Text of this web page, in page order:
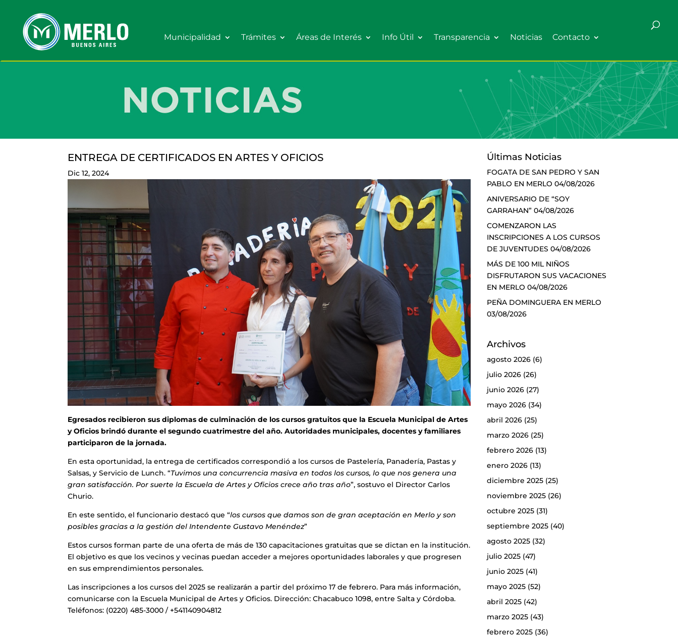
Municipalidad Trámites Áreas de Interés Info Útil Transparencia Noticias Contacto
ENTREGA DE CERTIFICADOS EN ARTES Y OFICIOS
Dic 12, 2024
Egresados recibieron sus diplomas de culminación de los cursos gratuitos que la Escuela Municipal de Artes
y Oficios brindó durante el segundo cuatrimestre del año. Autoridades municipales, docentes y familiares
participaron de la jornada.
En esta oportunidad, la entrega de certificados correspondió a los cursos de Pastelería, Panadería, Pastas y
Salsas, y Servicio de Lunch. “Tuvimos una concurrencia masiva en todos los cursos, lo que nos genera una
gran satisfacción. Por suerte la Escuela de Artes y Oficios crece año tras año”, sostuvo el Director Carlos
Churio.
En este sentido, el funcionario destacó que “los cursos que damos son de gran aceptación en Merlo y son
posibles gracias a la gestión del Intendente Gustavo Menéndez”
Estos cursos forman parte de una oferta de más de 130 capacitaciones gratuitas que se dictan en la institución.
El objetivo es que los vecinos y vecinas puedan acceder a mejores oportunidades laborales y que progresen
en sus emprendimientos personales.
Las inscripciones a los cursos del 2025 se realizarán a partir del próximo 17 de febrero. Para más información,
comunicarse con la Escuela Municipal de Artes y Oficios. Dirección: Chacabuco 1098, entre Salta y Córdoba.
Teléfonos: (0220) 485-3000 / +541140904812
Últimas Noticias
FOGATA DE SAN PEDRO Y SAN
PABLO EN MERLO 04/08/2026
ANIVERSARIO DE “SOY
GARRAHAN” 04/08/2026
COMENZARON LAS
INSCRIPCIONES A LOS CURSOS
DE JUVENTUDES 04/08/2026
MÁS DE 100 MIL NIÑOS
DISFRUTARON SUS VACACIONES
EN MERLO 04/08/2026
PEÑA DOMINGUERA EN MERLO
03/08/2026
Archivos
agosto 2026(6)
julio 2026(26)
junio 2026(27)
mayo 2026(34)
abril 2026(25)
marzo 2026(25)
febrero 2026(13)
enero 2026(13)
diciembre 2025(25)
noviembre 2025(26)
octubre 2025(31)
septiembre 2025(40)
agosto 2025(32)
julio 2025(47)
junio 2025(41)
mayo 2025(52)
abril 2025(42)
marzo 2025(43)
febrero 2025(36)